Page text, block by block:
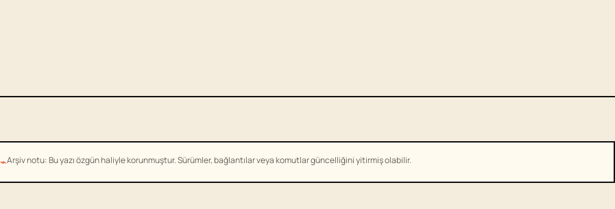
⌁Arşiv notu: Bu yazı özgün haliyle korunmuştur. Sürümler, bağlantılar veya komutlar güncelliğini yitirmiş olabilir.